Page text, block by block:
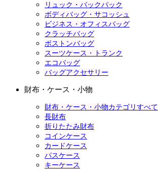
リュック・バックパック
ボディバッグ・サコッシュ
ビジネス・オフィスバッグ
クラッチバッグ
ボストンバッグ
スーツケース・トランク
エコバッグ
バッグアクセサリー
財布・ケース・小物
財布・ケース・小物カテゴリすべて
長財布
折りたたみ財布
コインケース
カードケース
パスケース
キーケース